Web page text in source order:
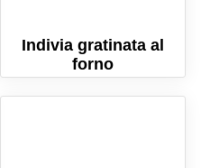
Indivia gratinata al
forno